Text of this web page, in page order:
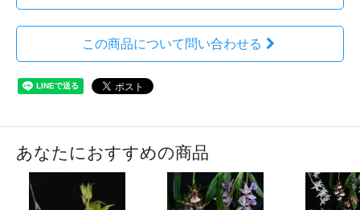
この商品について問い合わせる
あなたにおすすめの商品